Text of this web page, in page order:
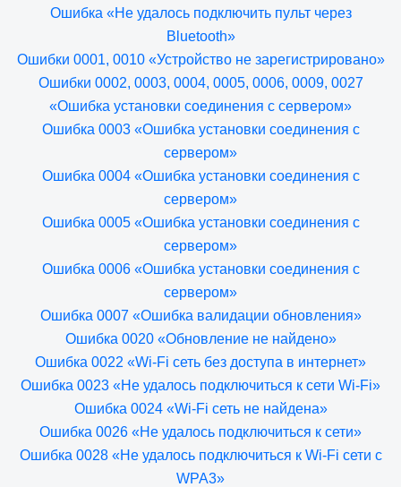
Ошибка «Не удалось подключить пульт через
Bluetooth»
Ошибки 0001, 0010 «Устройство не зарегистрировано»
Ошибки 0002, 0003, 0004, 0005, 0006, 0009, 0027
«Ошибка установки соединения с сервером»
Ошибка 0003 «Ошибка установки соединения с
сервером»
Ошибка 0004 «Ошибка установки соединения с
сервером»
Ошибка 0005 «Ошибка установки соединения с
сервером»
Ошибка 0006 «Ошибка установки соединения с
сервером»
Ошибка 0007 «Ошибка валидации обновления»
Ошибка 0020 «Обновление не найдено»
Ошибка 0022 «Wi-Fi сеть без доступа в интернет»
Ошибка 0023 «Не удалось подключиться к сети Wi-Fi»
Ошибка 0024 «Wi-Fi сеть не найдена»
Ошибка 0026 «Не удалось подключиться к сети»
Ошибка 0028 «Не удалось подключиться к Wi-Fi сети с
WPA3»